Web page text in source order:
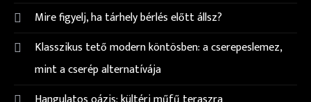
Mire figyelj, ha tárhely bérlés előtt állsz?
Klasszikus tető modern köntösben: a cserepeslemez,
mint a cserép alternatívája